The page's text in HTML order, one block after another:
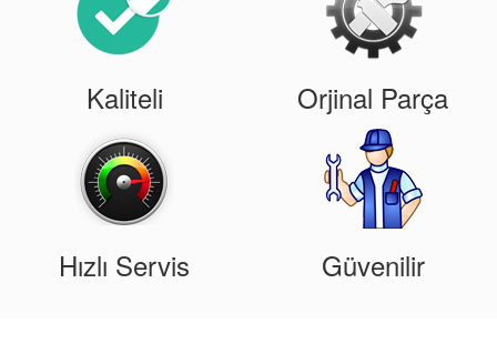
Kaliteli Orjinal Parça
Hızlı Servis Güvenilir